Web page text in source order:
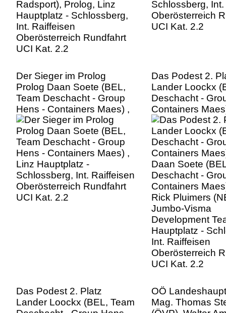
Der Sieger im Prolog
Prolog Daan Soete (BEL,
Team Deschacht - Group
Hens - Containers Maes) ,
Linz Hauptplatz -
Schlossberg, Int. Raiffeisen
Oberösterreich Rundfahrt
UCI Kat. 2.2
Das Podest 2.
Lander Loockx
Deschacht -
Containers
Daan Soete
Deschacht -
Containers
Rick Pluimers
Jumbo-Visma
Development
Hauptplatz -
Int. Raiffeisen
Oberösterreich
UCI Kat. 2.2
Das Podest 2. Platz
Lander Loockx (BEL, Team
OÖ
Mag. Thomas